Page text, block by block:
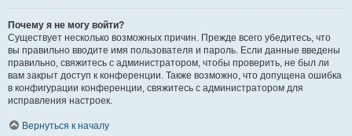
Почему я не могу войти?
Существует несколько возможных причин. Прежде всего убедитесь, что
вы правильно вводите имя пользователя и пароль. Если данные введены
правильно, свяжитесь с администратором, чтобы проверить, не был ли
вам закрыт доступ к конференции. Также возможно, что допущена ошибка
в конфигурации конференции, свяжитесь с администратором для
исправления настроек.
Вернуться к началу